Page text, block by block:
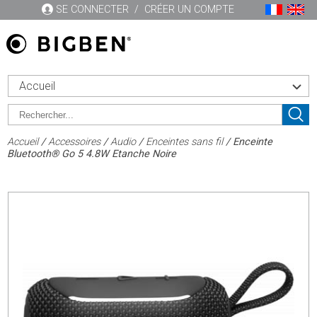
SE CONNECTER / CRÉER UN COMPTE
Accueil
Accueil/Accessoires/Audio/Enceintes sans fil/ Enceinte
Bluetooth® Go 5 4.8W Etanche Noire